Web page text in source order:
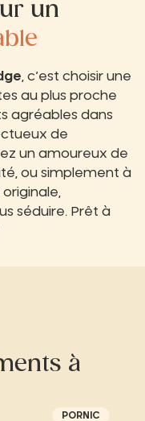
un
, c’est choisir une
au plus proche
agréables dans
de
un amoureux de
ou simplement à
séduire. Prêt à
à
PORNIC